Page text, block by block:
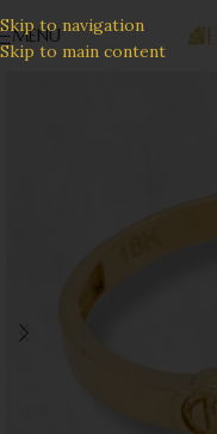
Skip to navigation
Skip to main content
MENU